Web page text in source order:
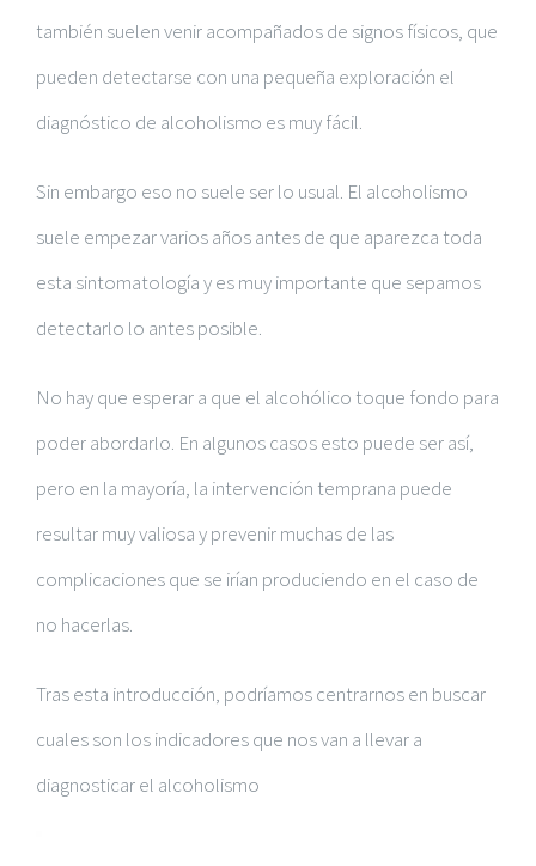
también suelen venir acompañados de signos físicos, que
pueden detectarse con una pequeña exploración el
diagnóstico de alcoholismo es muy fácil.
Sin embargo eso no suele ser lo usual. El alcoholismo
suele empezar varios años antes de que aparezca toda
esta sintomatología y es muy importante que sepamos
detectarlo lo antes posible.
No hay que esperar a que el alcohólico toque fondo para
poder abordarlo. En algunos casos esto puede ser así,
pero en la mayoría, la intervención temprana puede
resultar muy valiosa y prevenir muchas de las
complicaciones que se irían produciendo en el caso de
no hacerlas.
Tras esta introducción, podríamos centrarnos en buscar
cuales son los indicadores que nos van a llevar a
diagnosticar el alcoholismo